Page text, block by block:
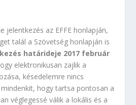
jelentkezés az EFFE honlapján,
talál a Szövetség honlapján is
határideje 2017 február
elektronikusan zajlik a
késedelemre nincs
hogy tartsa pontosan a
véglegessé válik a lokális és a